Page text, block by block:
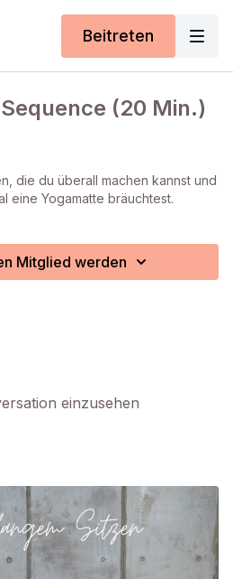
Beitreten
(20 Min.)
die du überall machen kannst und
eine Yogamatte bräuchtest.
Mitglied werden
einzusehen